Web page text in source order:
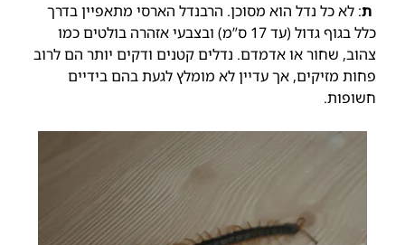
ת: לא כל נדל הוא מסוכן. הרבנדל הארסי מתאפיין בדרך
כלל בגוף גדול (עד 17 ס”מ) ובצבעי אזהרה בולטים כמו
צהוב, שחור או אדמדם. נדלים קטנים ודקים יותר הם לרוב
פחות מזיקים, אך עדיין לא מומלץ לגעת בהם בידיים
חשופות.